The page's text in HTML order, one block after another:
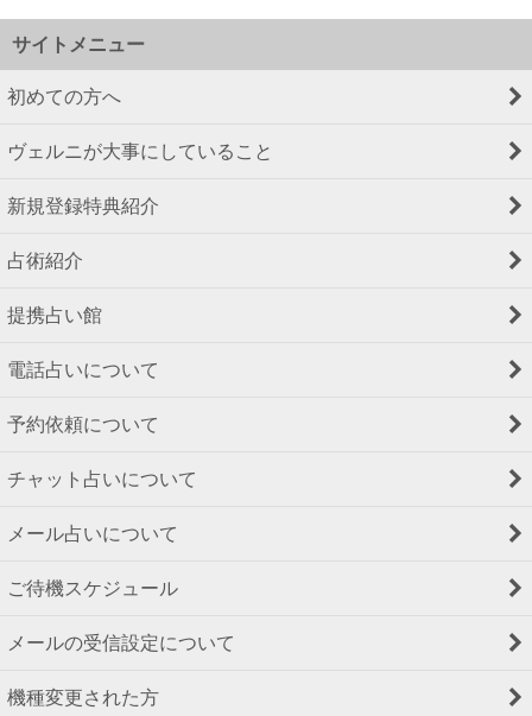
サイトメニュー
初めての方へ
ヴェルニが大事にしていること
新規登録特典紹介
占術紹介
提携占い館
電話占いについて
予約依頼について
チャット占いについて
メール占いについて
ご待機スケジュール
メールの受信設定について
機種変更された方